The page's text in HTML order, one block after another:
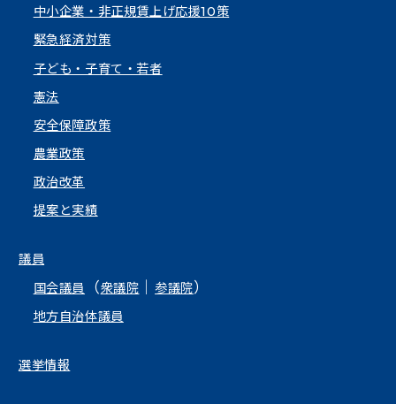
中小企業・非正規賃上げ応援10策
緊急経済対策
子ども・子育て・若者
憲法
安全保障政策
農業政策
政治改革
提案と実績
議員
国会議員
（衆議院 ｜参議院）
地方自治体議員
選挙情報